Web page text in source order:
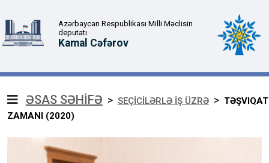
Azərbaycan Respublikası Milli Məclisin
deputatı
Kamal Cəfərov
ƏSAS SƏHİFƏ > SEÇİCİLƏRLƏ İŞ ÜZRƏ > TƏŞVIQAT
ZAMANI (2020)